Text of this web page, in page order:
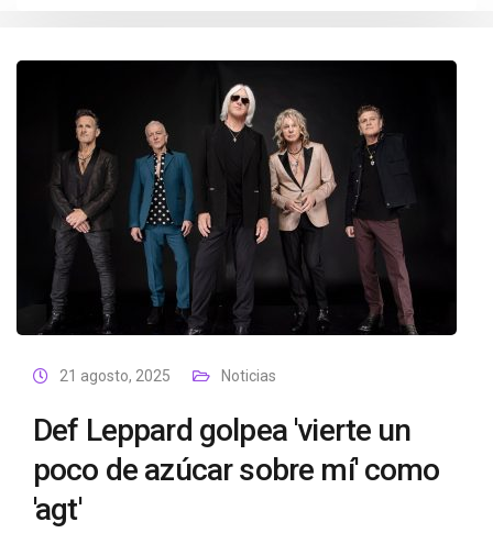
21 agosto, 2025 Noticias
Def Leppard golpea 'vierte un
poco de azúcar sobre mí' como
'agt'